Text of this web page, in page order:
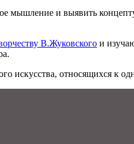
мышление и выявить
В.Жуковского и
искусства, относящихся к